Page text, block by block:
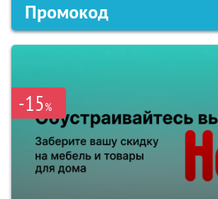
Промокод
-15%